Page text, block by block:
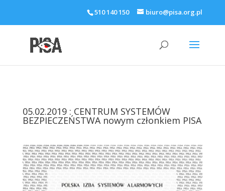
510 140 150 biuro@pisa.org.pl
05.02.2019 : CENTRUM SYSTEMÓW
BEZPIECZEŃSTWA nowym członkiem PISA